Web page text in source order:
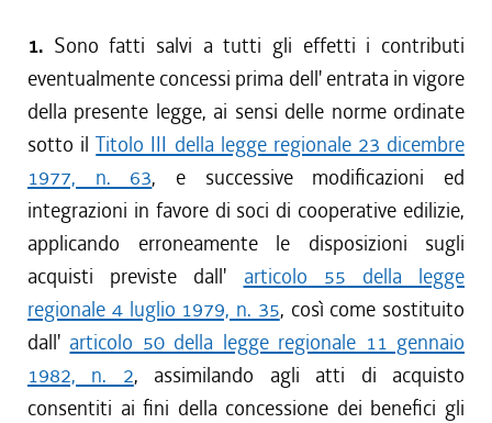
1. Sono fatti salvi a tutti gli effetti i contributi
eventualmente concessi prima dell' entrata in vigore
della presente legge, ai sensi delle norme ordinate
sotto ilTitolo III della legge regionale 23 dicembre
1977, n. 63, e successive modificazioni ed
integrazioni in favore di soci di cooperative edilizie,
applicando erroneamente le disposizioni sugli
acquisti previste dall' articolo 55 della legge
regionale 4 luglio 1979, n. 35, così come sostituito
dall' articolo 50 della legge regionale 11 gennaio
1982, n. 2, assimilando agli atti di acquisto
consentiti ai fini della concessione dei benefici gli